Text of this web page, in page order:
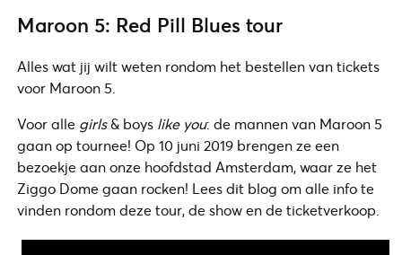
Maroon 5: Red Pill Blues tour
Alles wat jij wilt weten rondom het bestellen van tickets
voor Maroon 5.
Voor alle girls& boys like you: de mannen van Maroon 5
gaan op tournee! Op 10 juni 2019 brengen ze een
bezoekje aan onze hoofdstad Amsterdam, waar ze het
Ziggo Dome gaan rocken! Lees dit blog om alle info te
vinden rondom deze tour, de show en de ticketverkoop.